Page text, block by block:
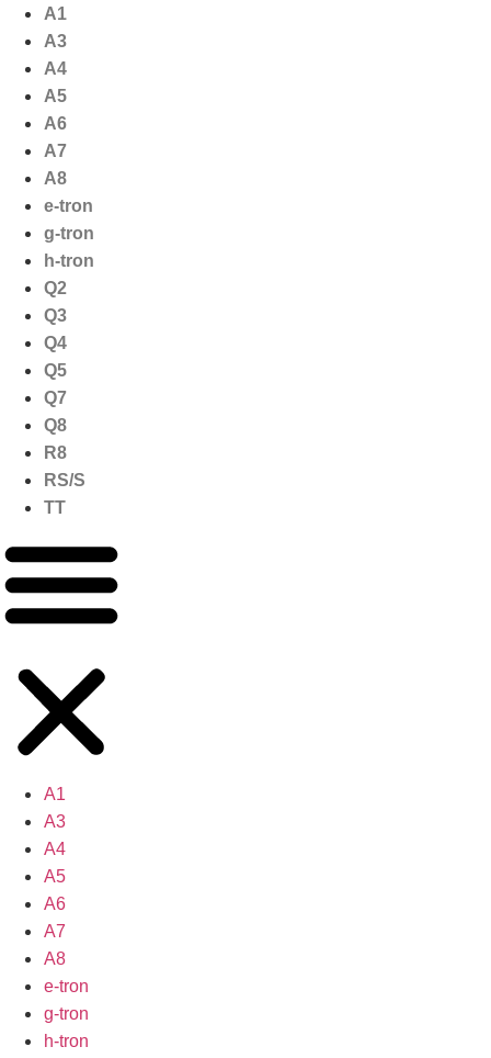
naar
inhoud
A1
A3
A4
A5
A6
A7
A8
e-tron
g-tron
h-tron
Q2
Q3
Q4
Q5
Q7
Q8
R8
RS/S
TT
A1
A3
A4
A5
A6
A7
A8
e-tron
g-tron
h-tron